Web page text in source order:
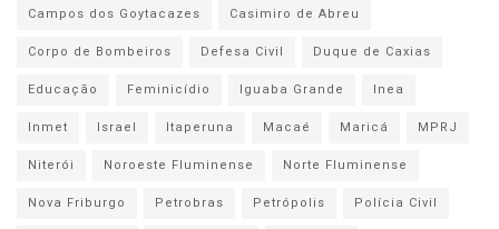
Campos dos Goytacazes
Casimiro de Abreu
Corpo de Bombeiros
Defesa Civil
Duque de Caxias
Educação
Feminicídio Iguaba Grande
Inea
Inmet
Israel Itaperuna Macaé Maricá
MPRJ
Niterói
Noroeste Fluminense
Norte Fluminense
Nova Friburgo
Petrobras Petrópolis
Polícia Civil